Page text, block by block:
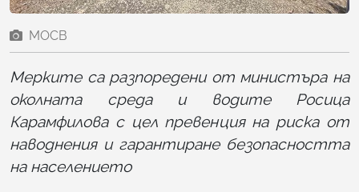
МОСВ
Мерките са разпоредени от министъра на
околната среда и водите Росица
Карамфилова с цел превенция на риска от
наводнения и гарантиране безопасността
на населението